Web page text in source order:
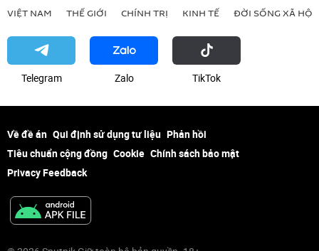
VIỆT NAM THẾ GIỚI CHÍNH TRỊ KINH TẾ ĐỜI SỐNG XÃ HỘI
Telegram Zalo ТikТоk
Về đề án Qui định sử dụng tư liệu Phản hồi
Tiêu chuẩn cộng đồng Cookie Chính sách bảo mật
Privacy Feedback